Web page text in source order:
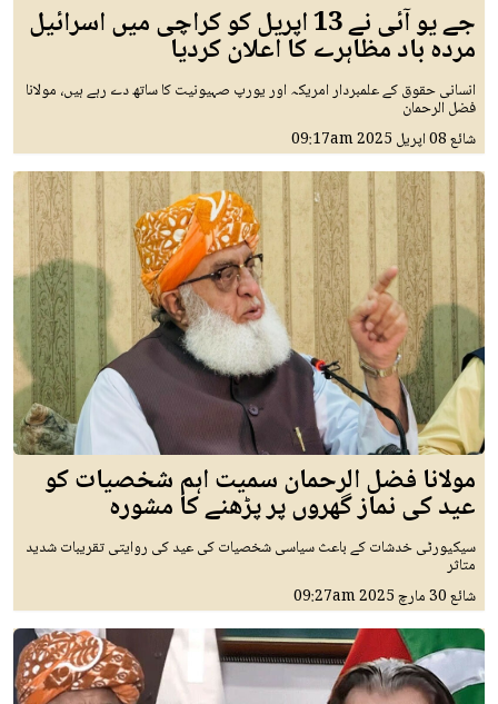
جے یو آئی نے 13 اپریل کو کراچی میں اسرائیل
مردہ باد مظاہرے کا اعلان کردیا
انسانی حقوق کے علمبردار امریکہ اور یورپ صہیونیت کا ساتھ دے رہے ہیں، مولانا
فضل الرحمان
شائع08 اپريل 2025 09:17am
مولانا فضل الرحمان سمیت اہم شخصیات کو
عید کی نماز گھروں پر پڑھنے کا مشورہ
سیکیورٹی خدشات کے باعث سیاسی شخصیات کی عید کی روایتی تقریبات شدید
متاثر
شائع30 مارچ 2025 09:27am